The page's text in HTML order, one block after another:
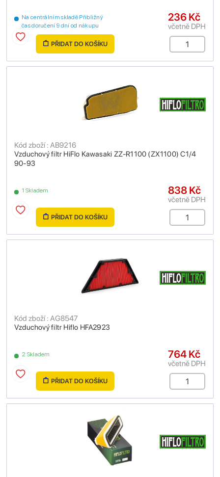
Na centrálním skladě Přibližný
čas doručení 9 dní od nákupu
236 Kč
včetně DPH
PŘIDAT DO KOŠÍKU
Vzduchový filtr HiFlo Kawasaki ZZ-R1100 (ZX1100) C1/4
90-93
Kód zboží : AB9216
1 Skladem 838 Kč
včetně DPH
PŘIDAT DO KOŠÍKU
Vzduchový filtr Hiflo HFA2923
Kód zboží : AG8547
2 Skladem 764 Kč
včetně DPH
PŘIDAT DO KOŠÍKU